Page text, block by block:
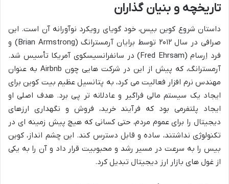
تاریخچه و بنیان گذاران
داستان شروع کوین بیس، خود گویای رویکرد نوآورانه آن است. این
صرافی در سال ۲۰۱۲ توسط برایان آرمسترانگ (Brian Armstrong) و
فرد اِرسام (Fred Ehrsam) در سانفرانسیسکوی آمریکا تأسیس شد.
آرمسترانگ، که پیش از این در شرکت هایی چون Airbnb به عنوان
مهندس نرم افزار فعالیت می کرد، به پتانسیل عظیم بیت کوین برای
ایجاد یک سیستم مالی فراگیر و عادلانه تر پی برد. هدف اصلی او
ایجاد پلتفرمی بود که فرآیند خرید، فروش و نگهداری ارزهای
دیجیتال را برای عموم مردم، حتی کسانی که هیچ پیش زمینه ای در
تکنولوژی نداشتند، ساده و قابل دسترس کند. این چشم انداز، کوین
بیس را به سرعت در مسیر رشد و محبوبیت قرار داد و آن را به یکی
از غول های بازار ارز دیجیتال تبدیل کرد.